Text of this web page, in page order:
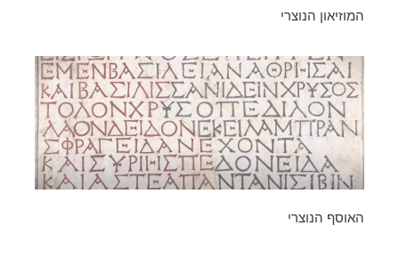
המוזיאון הנוצרי
האוסף הנוצרי